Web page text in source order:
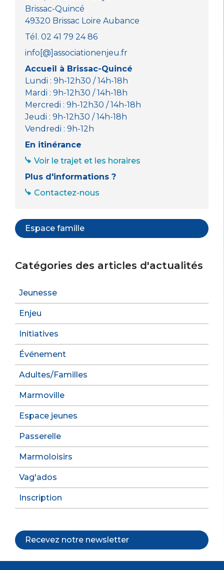
Brissac-Quincé
49320 Brissac Loire Aubance
Tél. 02 41 79 24 86
info[@]associationenjeu.fr
Accueil à Brissac-Quincé
Lundi : 9h-12h30 / 14h-18h
Mardi : 9h-12h30 / 14h-18h
Mercredi : 9h-12h30 / 14h-18h
Jeudi : 9h-12h30 / 14h-18h
Vendredi : 9h-12h
En itinérance
Voir le trajet et les horaires
Plus d'informations ?
Contactez-nous
Espace famille
Catégories des articles d'actualités
Jeunesse
Enjeu
Initiatives
Événement
Adultes/Familles
Marmoville
Espace jeunes
Passerelle
Marmoloisirs
Vag'ados
Inscription
Recevez notre newsletter